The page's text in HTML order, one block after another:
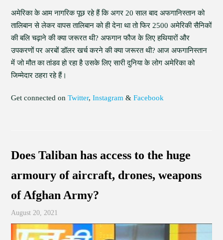
अमेरिका के आम नागरिक पूछ रहे हैं कि अगर 20 साल बाद अफगानिस्तान को
तालिबान से लेकर वापस तालिबान को ही देना था तो फिर 2500 अमेरिकी सैनिकों
की बलि चढ़ाने की क्या जरूरत थी? अफगान फौज के लिए हथियारों और
उपकरणों पर अरबों डॉलर खर्च करने की क्या जरूरत थी? आज अफगानिस्तान
में जो मौत का तांडव हो रहा है उसके लिए सारी दुनिया के लोग अमेरिका को
जिम्मेदार ठहरा रहे हैं।
Get connected onTwitter,Instagram &Facebook
Does Taliban has access to the huge
armoury of aircraft, drones, weapons
of Afghan Army?
August 20, 2021